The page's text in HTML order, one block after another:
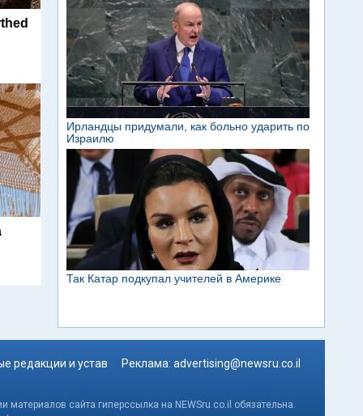
редакции и устав Реклама: advertising@newsru.co.il
сайта гиперссылка на NEWSru.co.il обязательна.